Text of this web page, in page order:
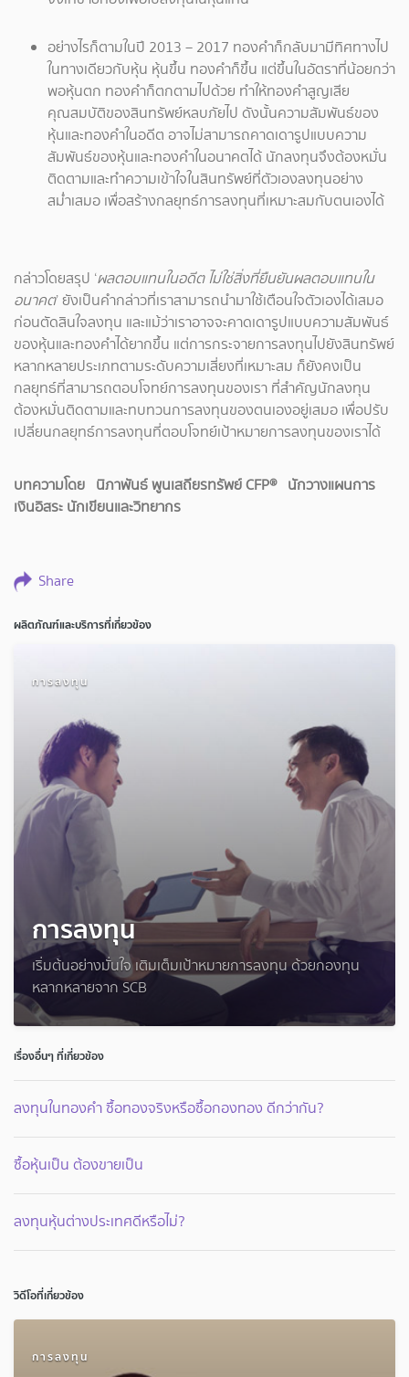
อย่างไรก็ตามในปี 2013 – 2017 ทองคำก็กลับมามีทิศทางไป
ในทางเดียวกับหุ้น หุ้นขึ้น ทองคำก็ขึ้น แต่ขึ้นในอัตราที่น้อยกว่า
พอหุ้นตก ทองคำก็ตกตามไปด้วย ทำให้ทองคำสูญเสีย
คุณสมบัติของสินทรัพย์หลบภัยไป ดังนั้นความสัมพันธ์ของ
หุ้นและทองคำในอดีต อาจไม่สามารถคาดเดารูปแบบความ
สัมพันธ์ของหุ้นและทองคำในอนาคตได้ นักลงทุนจึงต้องหมั่น
ติดตามและทำความเข้าใจในสินทรัพย์ที่ตัวเองลงทุนอย่าง
สม่ำเสมอ เพื่อสร้างกลยุทธ์การลงทุนที่เหมาะสมกับตนเองได้
กล่าวโดยสรุป ‘ผลตอบแทนในอดีต ไม่ใช่สิ่งที่ยืนยันผลตอบแทนใน
อนาคต’ ยังเป็นคำกล่าวที่เราสามารถนำมาใช้เตือนใจตัวเองได้เสมอ
ก่อนตัดสินใจลงทุน และแม้ว่าเราอาจจะคาดเดารูปแบบความสัมพันธ์
ของหุ้นและทองคำได้ยากขึ้น แต่การกระจายการลงทุนไปยังสินทรัพย์
หลากหลายประเภทตามระดับความเสี่ยงที่เหมาะสม ก็ยังคงเป็น
กลยุทธ์ที่สามารถตอบโจทย์การลงทุนของเรา ที่สำคัญนักลงทุน
ต้องหมั่นติดตามและทบทวนการลงทุนของตนเองอยู่เสมอ เพื่อปรับ
เปลี่ยนกลยุทธ์การลงทุนที่ตอบโจทย์เป้าหมายการลงทุนของเราได้
บทความโดย นิภาพันธ์ พูนเสถียรทรัพย์ CFP® นักวางแผนการ
เงินอิสระ นักเขียนและวิทยากร
Share
ผลิตภัณฑ์และบริการที่เกี่ยวข้อง
การลงทุน
การลงทุน
เริ่มต้นอย่างมั่นใจ เติมเต็มเป้าหมายการลงทุน ด้วยกองทุน
หลากหลายจาก SCB
เรื่องอื่นๆ ที่เกี่ยวข้อง
ลงทุนในทองคำ ซื้อทองจริงหรือซื้อกองทอง ดีกว่ากัน?
ซื้อหุ้นเป็น ต้องขายเป็น
ลงทุนหุ้นต่างประเทศดีหรือไม่?
วิดีโอที่เกี่ยวข้อง
การลงทุน